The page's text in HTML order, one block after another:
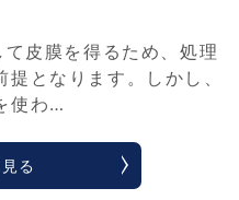
皮膜を得るため、処理
となります。しかし、
使わ…
る